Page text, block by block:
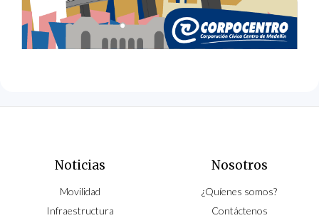
Noticias
Movilidad
Infraestructura
Nosotros
¿Quíenes somos?
Contáctenos